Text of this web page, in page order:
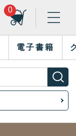
0
電子書籍